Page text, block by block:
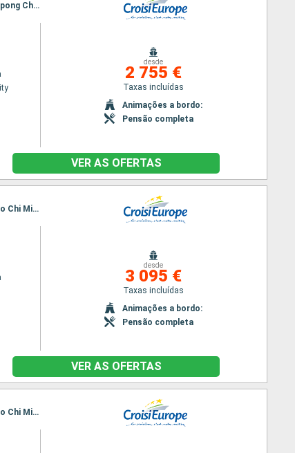
Itinerário : Ho Chi Minh City, Chau Doc, Chao gao Canal, Cai Be, Sa Dec, Chau Doc, Phnom Penh, Kampong Chhnang, Tonle, Angkor (Angkor Vat)
desde
2 755 €
Taxas incluídas
Animações a bordo:
Pensão completa
VER AS OFERTAS
Itinerário : Siem Reap, Angkor (Angkor Vat), Tonle, Kampong Tralach, Phnom Penh, Sa Dec, Cai Be, Ho Chi Minh City
desde
3 095 €
Taxas incluídas
Animações a bordo:
Pensão completa
VER AS OFERTAS
Itinerário : Siem Reap, Angkor (Angkor Vat), Tonle, Kampong Tralach, Phnom Penh, Sa Dec, Cai Be, Ho Chi Minh City